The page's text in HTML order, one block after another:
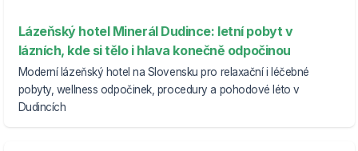
Lázeňský hotel Minerál Dudince: letní pobyt v
lázních, kde si tělo i hlava konečně odpočinou
Moderní lázeňský hotel na Slovensku pro relaxační i léčebné
pobyty, wellness odpočinek, procedury a pohodové léto v
Dudincích